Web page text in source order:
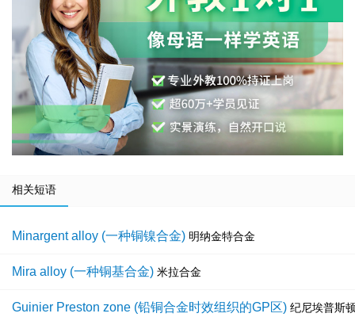
相关短语
Minargent alloy (一种铜镍合金) 明纳金特合金
Mira alloy (一种铜基合金) 米拉合金
Guinier Preston zone (铅铜合金时效组织的GP区) 纪尼埃普斯